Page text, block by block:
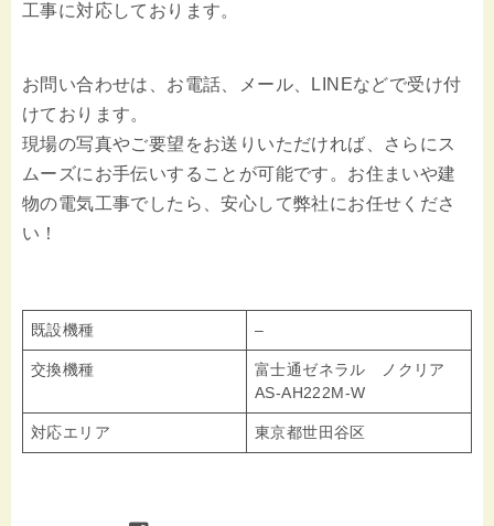
工事に対応しております。
お問い合わせは、お電話、メール、LINEなどで受け付
けております。
現場の写真やご要望をお送りいただければ、さらにス
ムーズにお手伝いすることが可能です。お住まいや建
物の電気工事でしたら、安心して弊社にお任せくださ
い！
既設機種 –
交換機種
富士通ゼネラル ノクリア
AS-AH222M-W
対応エリア 東京都世田谷区